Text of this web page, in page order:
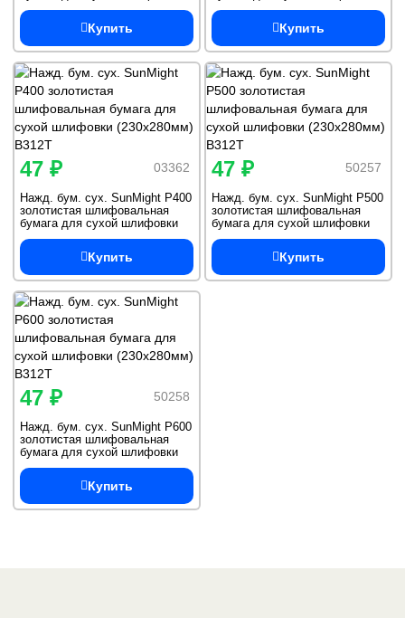
(230х280мм) B312T
Купить
(230х280мм) B312T
Купить
03362
47 ₽
Нажд. бум. сух. SunMight Р400
золотистая шлифовальная
бумага для сухой шлифовки
(230х280мм) B312T
Купить
50257
47 ₽
Нажд. бум. сух. SunMight Р500
золотистая шлифовальная
бумага для сухой шлифовки
(230х280мм) B312T
Купить
50258
47 ₽
Нажд. бум. сух. SunMight Р600
золотистая шлифовальная
бумага для сухой шлифовки
(230х280мм) B312T
Купить